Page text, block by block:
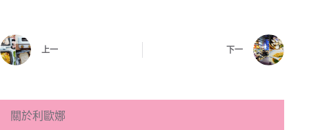
上一 下一
關於利歐娜